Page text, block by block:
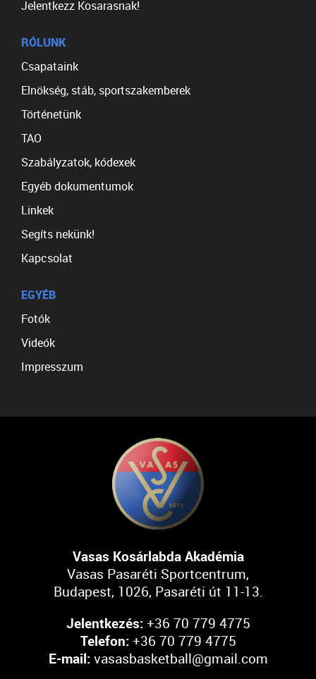
Jelentkezz Kosarasnak!
RÓLUNK
Csapataink
Elnökség, stáb, sportszakemberek
Történetünk
TAO
Szabályzatok, kódexek
Egyéb dokumentumok
Linkek
Segíts nekünk!
Kapcsolat
EGYÉB
Fotók
Videók
Impresszum
Vasas Kosárlabda Akadémia
Vasas Pasaréti Sportcentrum,
Budapest, 1026, Pasaréti út 11-13.
Jelentkezés: +36 70 779 4775
Telefon: +36 70 779 4775
E-mail: vasasbasketball@gmail.com